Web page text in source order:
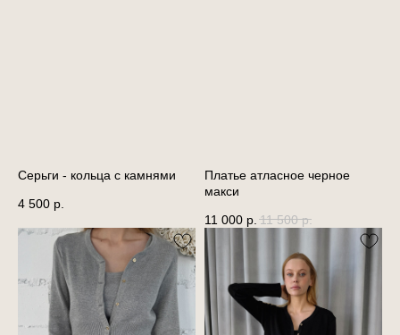
Серьги - кольца с камнями
4 500 р.
Платье атласное черное
макси
11 000 р. 11 500 р.